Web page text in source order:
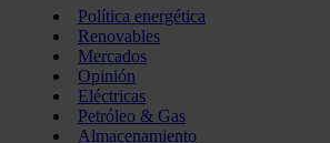
Política energética
Renovables
Mercados
Opinión
Eléctricas
Petróleo & Gas
Almacenamiento